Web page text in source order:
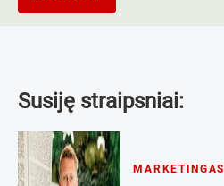
Susiję straipsniai:
MARKETINGAS